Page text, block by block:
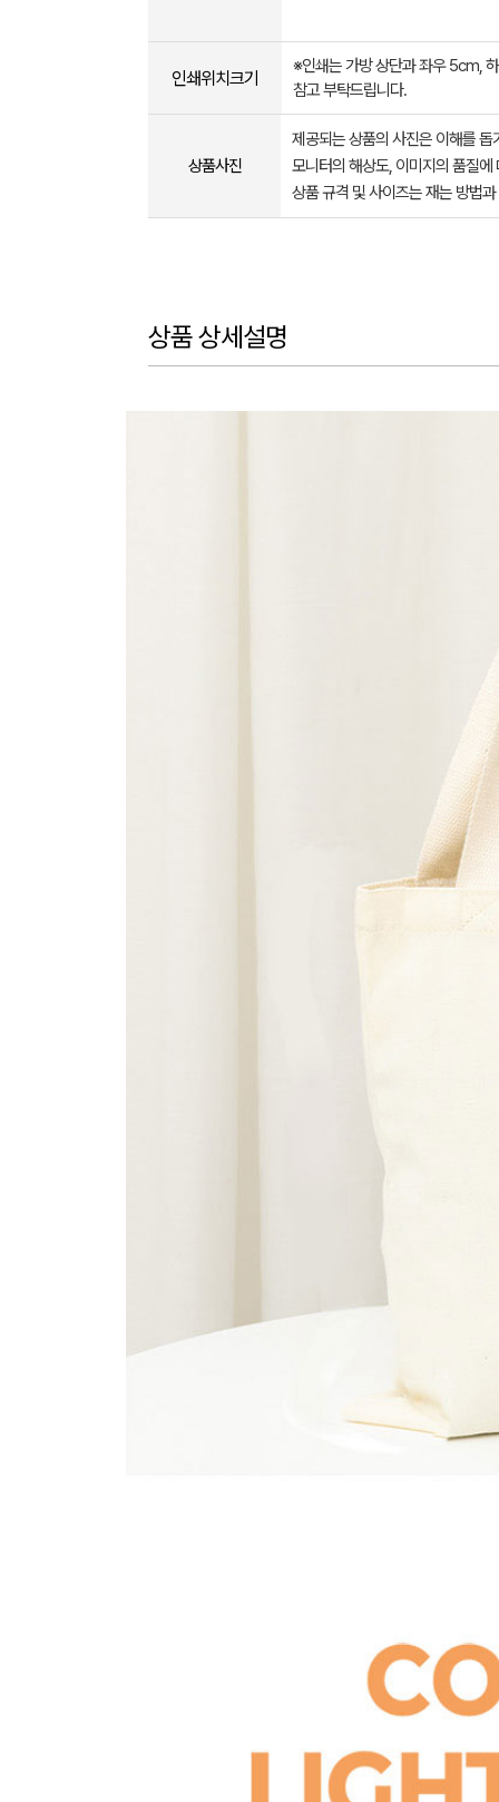
인쇄위치크기
※인쇄는 가방 상단과 좌우 5cm,
참고 부탁드립니다.
상품사진
제공되는 상품의 사진은 이해를
모니터의 해상도, 이미지의 품질
상품 규격 및 사이즈는 재는 방법
상품 상세설명